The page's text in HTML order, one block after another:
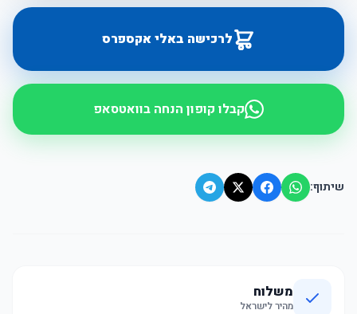
לרכישה באלי אקספרס
קבלו קופון הנחה בוואטסאפ
שיתוף:
משלוח
מהיר לישראל